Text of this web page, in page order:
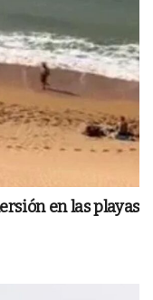
en las playas